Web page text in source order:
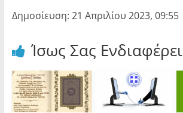
Δημοσίευση: 21 Απριλίου 2023, 09:55
Ίσως Σας Ενδιαφέρει